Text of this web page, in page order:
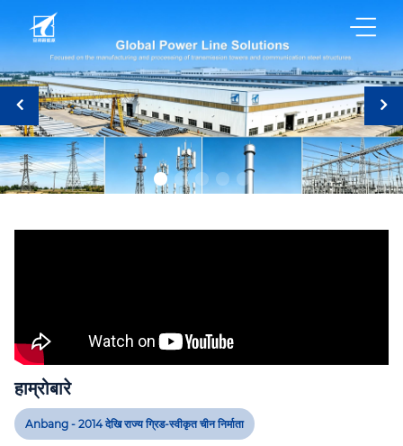
हाम्रोबारे
Anbang - 2014 देखि राज्य ग्रिड-स्वीकृत चीन निर्माता